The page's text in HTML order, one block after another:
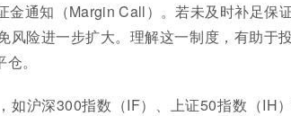
金通知（Margin Call）。若未及时补足保
风险进一步扩大。理解这一制度，有助于
。
如沪深300指数（IF）、上证50指数（IH